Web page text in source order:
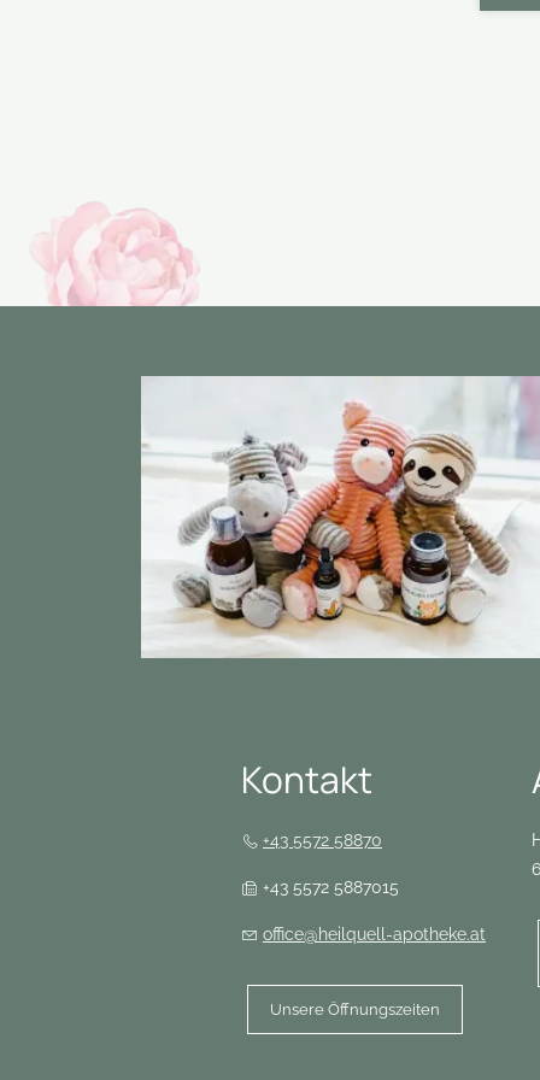
Kontakt
+43 5572 58870
+43 5572 5887015
office@heilquell-apotheke.at
Unsere Öffnungszeiten